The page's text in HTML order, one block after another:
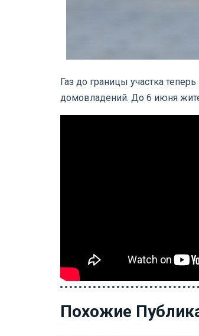
Газ до границы участка
домовладений. До 6 июня
Похожие